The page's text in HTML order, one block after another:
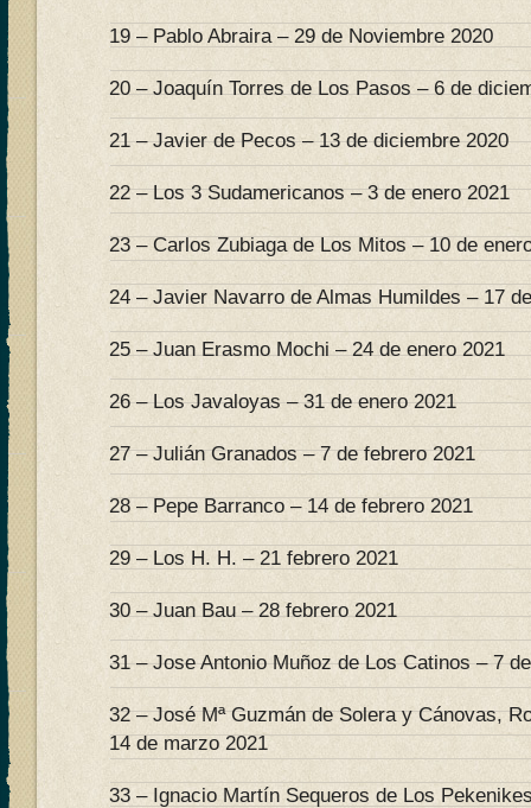
19 – Pablo Abraira – 29 de Noviembre 2020
20 – Joaquín Torres de Los Pasos – 6 de
21 – Javier de Pecos – 13 de diciembre 2020
22 – Los 3 Sudamericanos – 3 de enero 2021
23 – Carlos Zubiaga de Los Mitos – 10 de
24 – Javier Navarro de Almas Humildes – 17
25 – Juan Erasmo Mochi – 24 de enero 2021
26 – Los Javaloyas – 31 de enero 2021
27 – Julián Granados – 7 de febrero 2021
28 – Pepe Barranco – 14 de febrero 2021
29 – Los H. H. – 21 febrero 2021
30 – Juan Bau – 28 febrero 2021
31 – Jose Antonio Muñoz de Los Catinos – 7
32 – José Mª Guzmán de Solera y Cánovas,
14 de marzo 2021
33 – Ignacio Martín Sequeros de Los